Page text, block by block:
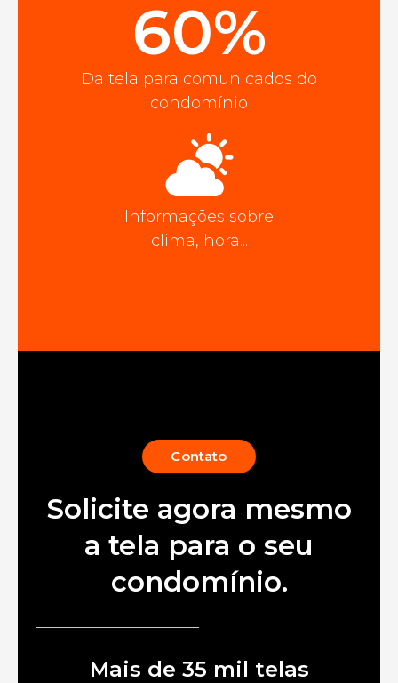
60%
Da tela para comunicados do
condomínio
Informações sobre
clima, hora...
Contato
Solicite agora mesmo
a tela para o seu
condomínio.
Mais de 35 mil telas